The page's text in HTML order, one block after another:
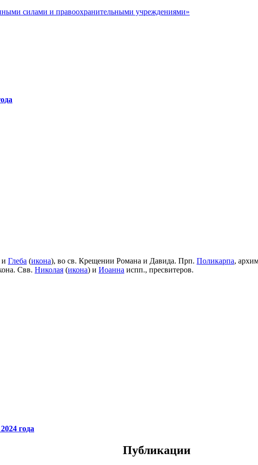
силами и правоохранительными учреждениями»
и Глеба (икона), во св. Крещении Романа и Давида. Прп. Поликарпа,
Свв. Николая (икона) и Иоанна испп., пресвитеров.
года
Публикации